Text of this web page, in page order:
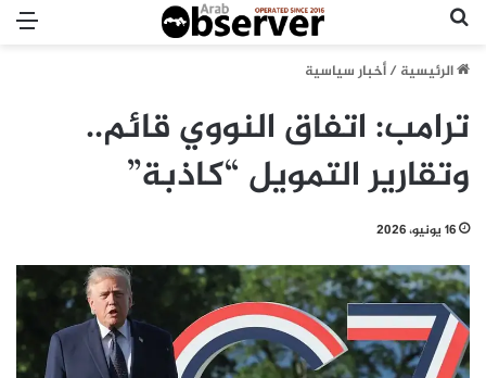
الرئيسية/أخبار سياسية
ترامب: اتفاق النووي قائم..
وتقارير التمويل “كاذبة”
16 يونيو، 2026